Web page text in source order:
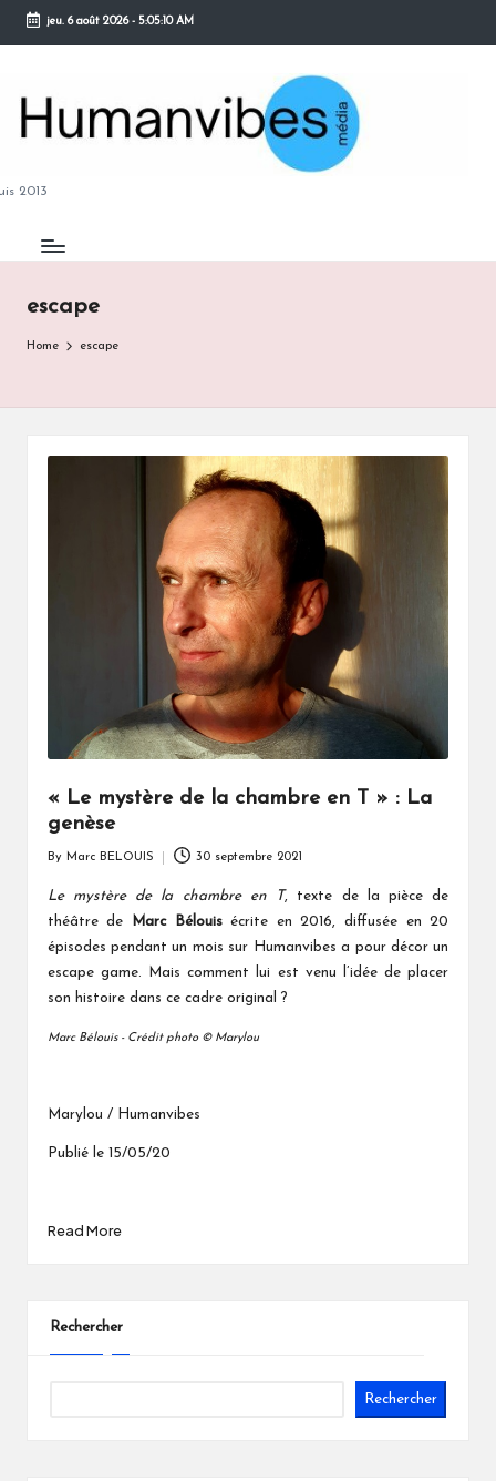
Skip
content
jeu. 6 août 2026- 5:05:11 AM
2013
escape
Home escape
« Le mystère de la chambre en T » : La
genèse
by
By Marc BELOUIS 30 septembre 2021
Le mystère de la chambre en T, texte de la pièce de
théâtre de
Marc Bélouisécrite en 2016, diffusée en 20
épisodes pendant un mois sur Humanvibes a pour décor un
escape game. Mais comment lui est venu l’idée de placer
son histoire dans ce cadre original ?
Marc Bélouis - Crédit photo © Marylou
Marylou / Humanvibes
Publié le 15/05/20
Read More
Rechercher
Rechercher